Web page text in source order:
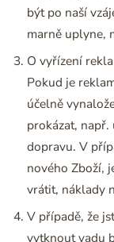
být po naší
marně uplyne,
O vyřízení
Pokud je
účelně
prokázat, např.
dopravu. V
nového Zboží,
vrátit, náklady
V případě, že
vytknout vadu